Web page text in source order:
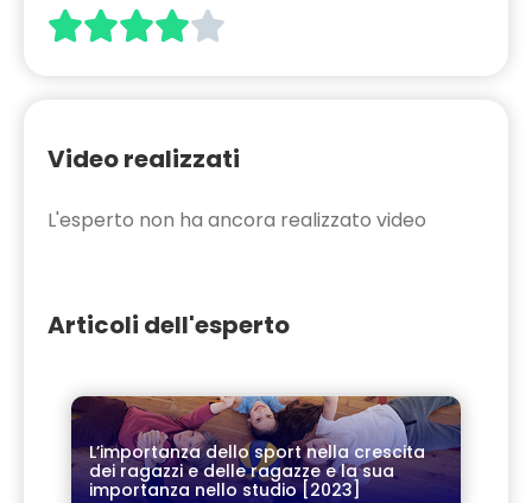

Video realizzati
L'esperto non ha ancora realizzato video
Articoli dell'esperto
L’importanza dello sport nella crescita
dei ragazzi e delle ragazze e la sua
importanza nello studio [2023]